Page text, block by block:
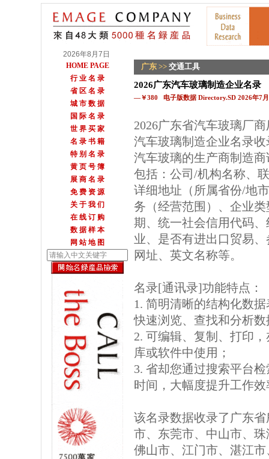
2026年8月7日
HOME PAGE
行 业 名 录
省 区 名 录
城 市 数 据
国 际 名 录
世 界 买 家
名 录 书 籍
特 别 名 录
黄 页 号 簿
展 商 名 录
免 费 资 源
关 于 我 们
在 线 订 购
数 据 样 本
网 站 地 图
广东 >> 交通工具
2026广东汽车玻璃制造企业名录
—￥380 电子版数据 Directory.SD 2026年7
2026广东省汽车玻璃厂
汽车玻璃制造企业名录
汽车玻璃的生产商制造
包括：公司/机构名称、
详细地址（所属省份/地
务（经营范围）、企业
期、统一社会信用代码
业、是否有进出口贸易
网址、英文名称等。
名录[通讯录]功能特点：
1. 简明清晰的结构化数
快速浏览、查找和分析数
2. 可编辑、复制、打印
库或软件中使用；
3. 省却您通过搜索平台
时间，大幅度提升工作效
该名录数据收录了广东
市、东莞市、中山市、
佛山市、江门市、湛江